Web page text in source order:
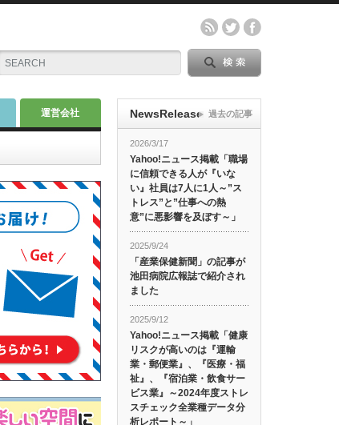
運営会社 NewsRelease
2026/3/17
Yahoo!ニュース掲載「職場
に信頼できる人が『いな
い』社員は7人に1人～”ス
トレス”と”仕事への熱
意”に悪影響を及ぼす～」
2025/9/24
「産業保健新聞」の記事が
池田病院広報誌で紹介され
ました
2025/9/12
Yahoo!ニュース掲載「健康
リスクが高いのは『運輸
業・郵便業』、『医療・福
祉』、『宿泊業・飲食サー
ビス業』～2024年度ストレ
スチェック全業種データ分
析レポート～」
過去の記事